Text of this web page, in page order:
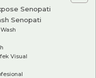
Senopati
Senopati
Visual